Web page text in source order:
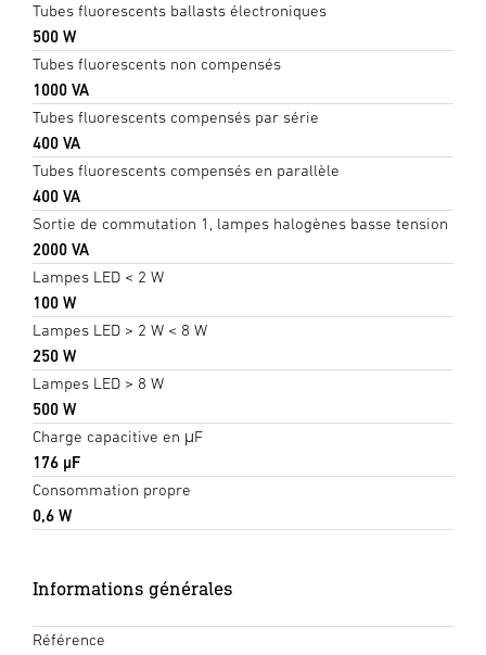
Tubes fluorescents ballasts électroniques
500 W
Tubes fluorescents non compensés
1000 VA
Tubes fluorescents compensés par série
400 VA
Tubes fluorescents compensés en parallèle
400 VA
Sortie de commutation 1, lampes halogènes basse tension
2000 VA
Lampes LED < 2 W
100 W
Lampes LED > 2 W < 8 W
250 W
Lampes LED > 8 W
500 W
Charge capacitive en μF
176 µF
Consommation propre
0,6 W
Informations générales
Référence